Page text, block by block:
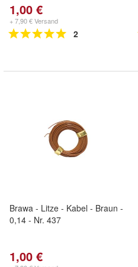
1,00 €
+ 7,90 € Versand
2
Brawa - Litze - Kabel - Braun -
0,14 - Nr. 437
1,00 €